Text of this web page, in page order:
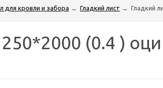
для кровли и забора → Гладкий лист → Гладкий
(0.4 )